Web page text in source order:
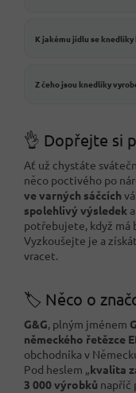
K jakému jídlu se knedlíky
Z čeho jsou knedlíky
👌 Dopřejte si
Ať už chystáte
něco poctivého po
ve varných sáčcích
spolehlivý výsledek a
potřebujete, když má
Vyzkoušejte je a
vracet.
🏷️ Něco o
G&G, plným jménem
německého řetězce
obchodníka v
Pod heslem „kvalita
3 000 výrobků napříč